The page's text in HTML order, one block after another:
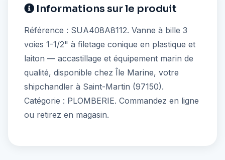
Informations sur le produit
Référence : SUA408A8112. Vanne à bille 3
voies 1-1/2" à filetage conique en plastique et
laiton — accastillage et équipement marin de
qualité, disponible chez Île Marine, votre
shipchandler à Saint-Martin (97150).
Catégorie : PLOMBERIE. Commandez en ligne
ou retirez en magasin.